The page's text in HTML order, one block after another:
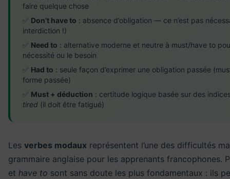
faire quelque chose
✅ Don’t have to : absence d’obligation — ce n’est pas
interdiction !)
✅ Need to : alternative moderne et neutre à must/have to
nécessité ou le besoin
✅ Had to : seule façon d’exprimer une obligation passée
forme passée)
✅ Must + déduction : certitude logique basée sur des
tired (il doit être fatigué)
Les verbes modaux représentent l’une des difficultés
grammaire anglaise pour les apprenants francophones.
et have to sont sans doute les plus fondamentaux : ils